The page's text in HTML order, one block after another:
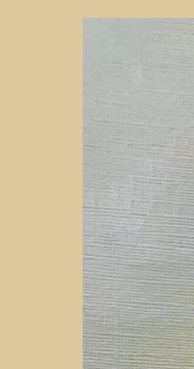
entradas